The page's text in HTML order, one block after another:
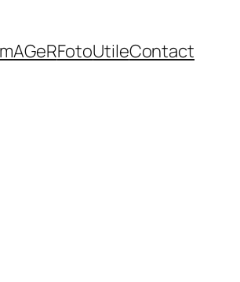
AGeRFotoUtileContact